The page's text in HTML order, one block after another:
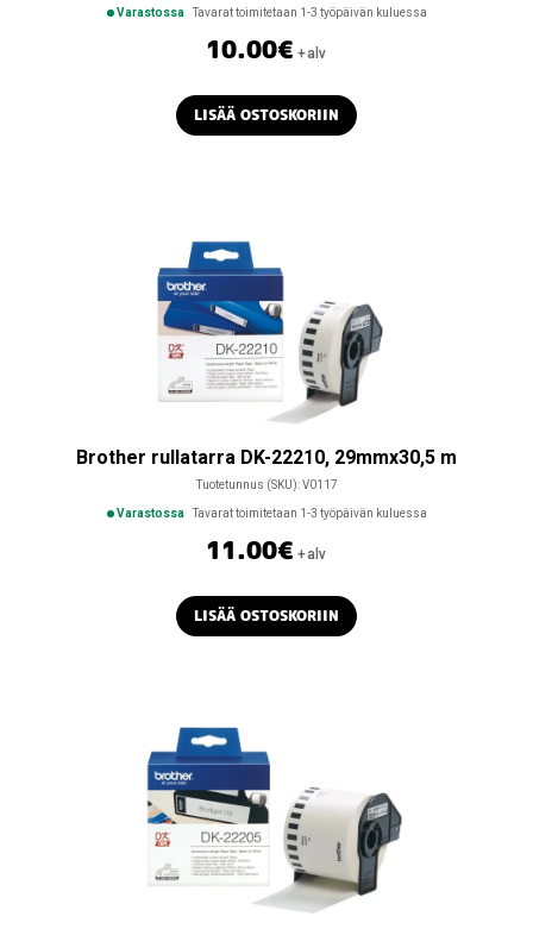
Varastossa Tavarat toimitetaan 1-3 työpäivän kuluessa
10.00€ +alv
LISÄÄ OSTOSKORIIN
Brother rullatarra DK-22210, 29mmx30,5 m
Tuotetunnus (SKU):V0117
Varastossa Tavarat toimitetaan 1-3 työpäivän kuluessa
11.00€ +alv
LISÄÄ OSTOSKORIIN